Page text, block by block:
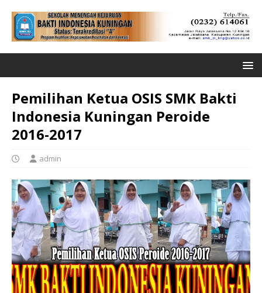
Pemilihan Ketua OSIS SMK Bakti
Indonesia Kuningan Peroide
2016-2017
admin